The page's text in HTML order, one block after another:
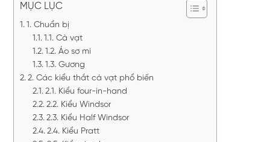
MỤC LỤC
1. Chuẩn bị
1.1. Cà vạt
1.2. Áo sơ mi
1.3. Gương
2. Các kiểu thắt cà vạt phổ biến
2.1. Kiểu four-in-hand
2.2. Kiểu Windsor
2.3. Kiểu Half Windsor
2.4. Kiểu Pratt